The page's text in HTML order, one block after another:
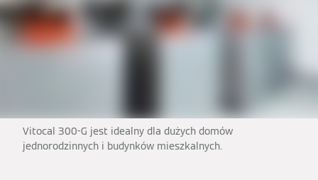
Vitocal 300-G jest idealny dla dużych domów
jednorodzinnych i budynków mieszkalnych.